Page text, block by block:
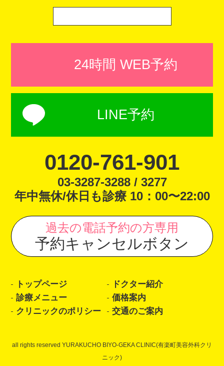
24時間 WEB予約
LINE予約
0120-761-901
03-3287-3288 / 3277
年中無休/休日も診療 10：00〜22:00
過去の電話予約の方専用
予約キャンセルボタン
トップページ
ドクター紹介
診療メニュー
価格案内
クリニックのポリシー
交通のご案内
all rights reserved YURAKUCHO BIYO-GEKA CLINIC(有楽町美容外科クリ
ニック)